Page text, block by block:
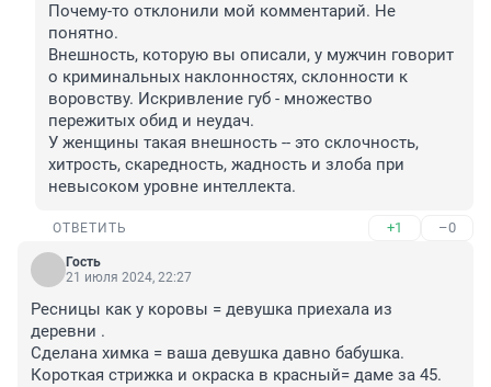
Почему-то отклонили мой комментарий. Не
понятно.
Внешность, которую вы описали, у мужчин говорит
о криминальных наклонностях, склонности к
воровству. Искривление губ - множество
пережитых обид и неудач.
У женщины такая внешность -- это склочность,
хитрость, скаредность, жадность и злоба при
невысоком уровне интеллекта.
ОТВЕТИТЬ +1 –0
Гость
21 июля 2024, 22:27
Ресницы как у коровы = девушка приехала из
деревни .
Сделана химка = ваша девушка давно бабушка.
Короткая стрижка и окраска в красный= даме за 45.